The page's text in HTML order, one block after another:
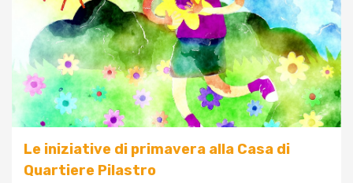
Le iniziative di primavera alla Casa di
Quartiere Pilastro